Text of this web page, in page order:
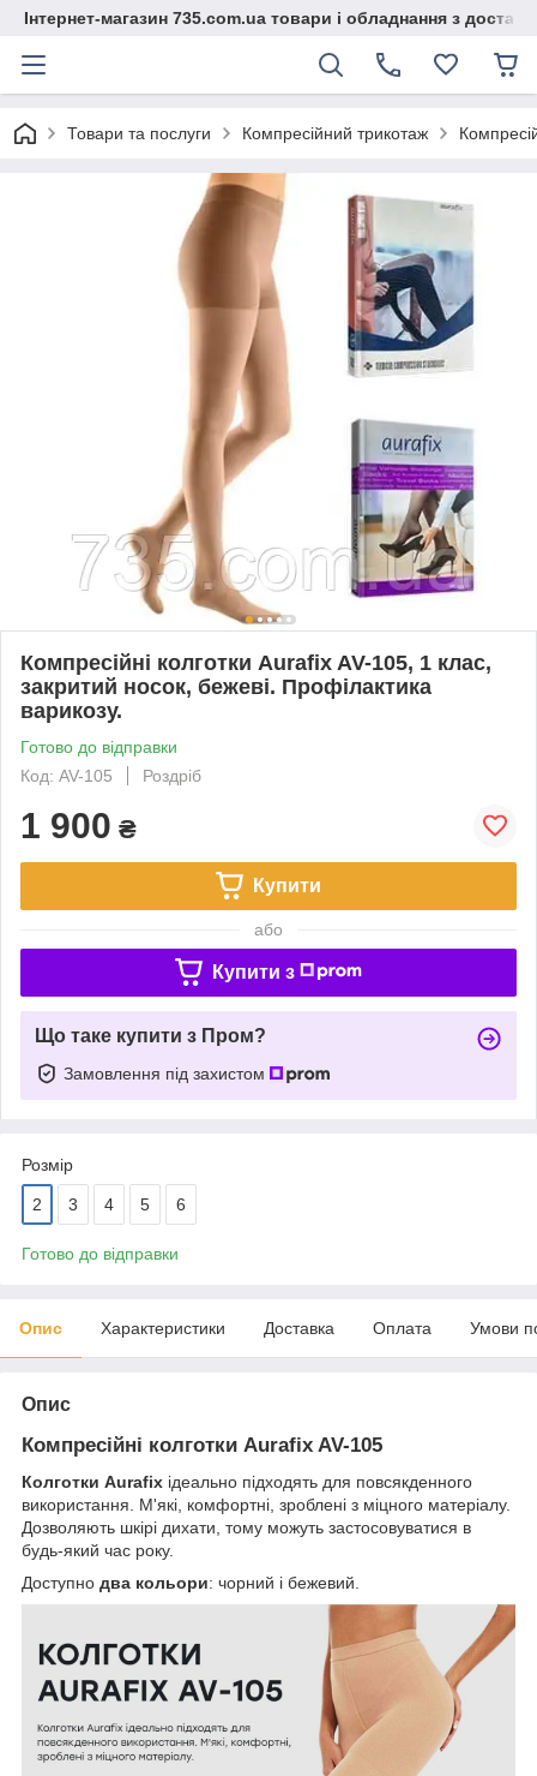
Інтернет-магазин 735.com.ua товари і обладнання з
Товари та послуги Компресійний трикотаж
Компресійні колготки Aurafix AV-105, 1 клас,
закритий носок, бежеві. Профілактика
варикозу.
Готово до відправки
Код: AV-105
Роздріб
1 900 ₴
Купити
або
Купити з
Що таке купити з Пром?
Замовлення під захистом
Розмір
2 3 4 5 6
Готово до відправки
Опис Характеристики Доставка Оплата Умови
Опис
Компресійні колготки Aurafix AV-105
Колготки Aurafix ідеально підходять для повсякденного
використання. М'які, комфортні, зроблені з міцного матеріалу.
Дозволяють шкірі дихати, тому можуть застосовуватися в
будь-який час року.
Доступно два кольори: чорний і бежевий.